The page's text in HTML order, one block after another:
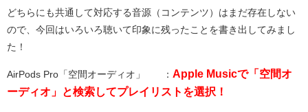
どちらにも共通して対応する音源（コンテンツ）はまだ存在しない
ので、今回はいろいろ聴いて印象に残ったことを書き出してみまし
た！
AirPods Pro「空間オーディオ」 ： Apple Musicで「空間オ
ーディオ」と検索してプレイリストを選択！